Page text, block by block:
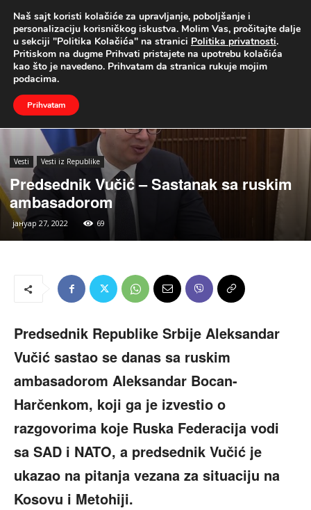
UŽIVO
Naslovna Vesti Vesti iz Republike
Vesti Vesti iz Republike
Predsednik Vučić – Sastanak sa ruskim
ambasadorom
јануар 27, 2022 69
Predsednik Republike Srbije Aleksandar
Vučić sastao se danas sa ruskim
ambasadorom Aleksandar Bocan-
Harčenkom, koji ga je izvestio o
razgovorima koje Ruska Federacija vodi
sa SAD i NATO, a predsednik Vučić je
ukazao na pitanja vezana za situaciju na
Kosovu i Metohiji.
Naš sajt koristi kolačiće za upravljanje, poboljšanje i
personalizaciju korisničkog iskustva. Molim Vas, pročitajte dalje
u sekciji "Politika Kolačića" na stranici Politika privatnosti.
Pritiskom na dugme Prihvati pristajete na upotrebu kolačića
kao što je navedeno. Prihvatam da stranica rukuje mojim
podacima.
Prihvatam